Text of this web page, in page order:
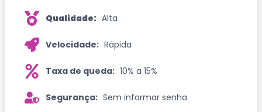
Qualidade: Alta
Velocidade: Rápida
Taxa de queda: 10% a 15%
Segurança: Sem informar senha